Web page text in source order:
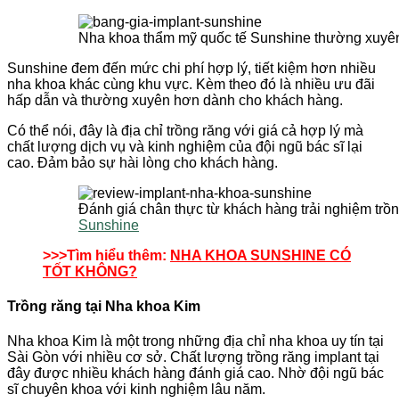
Nha khoa thẩm mỹ quốc tế Sunshine thường
Sunshine đem đến mức chi phí hợp lý, tiết kiệm hơn nhiều
nha khoa khác cùng khu vực. Kèm theo đó là nhiều ưu đãi
hấp dẫn và thường xuyên hơn dành cho khách hàng.
Có thể nói, đây là địa chỉ trồng răng với giá cả hợp lý mà
chất lượng dịch vụ và kinh nghiệm của đội ngũ bác sĩ lại
cao. Đảm bảo sự hài lòng cho khách hàng.
Đánh giá chân thực từ khách hàng trải nghiệm
Sunshine
>>>Tìm hiểu thêm: NHA KHOA SUNSHINE CÓ
TỐT KHÔNG?
Trồng răng tại Nha khoa Kim
Nha khoa Kim là một trong những địa chỉ nha khoa uy tín tại
Sài Gòn với nhiều cơ sở. Chất lượng trồng răng implant tại
đây được nhiều khách hàng đánh giá cao. Nhờ đội ngũ bác
sĩ chuyên khoa với kinh nghiệm lâu năm.